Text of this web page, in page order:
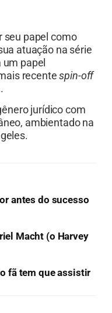
seu papel como
atuação na série
um papel
recentespin-off
jurídico com
ambientado na
antes do sucesso
Macht (o Harvey
fã tem que assistir